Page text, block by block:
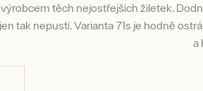
těch nejostřejších žiletek.
tak nepustí. Varianta 71s je hodně
a